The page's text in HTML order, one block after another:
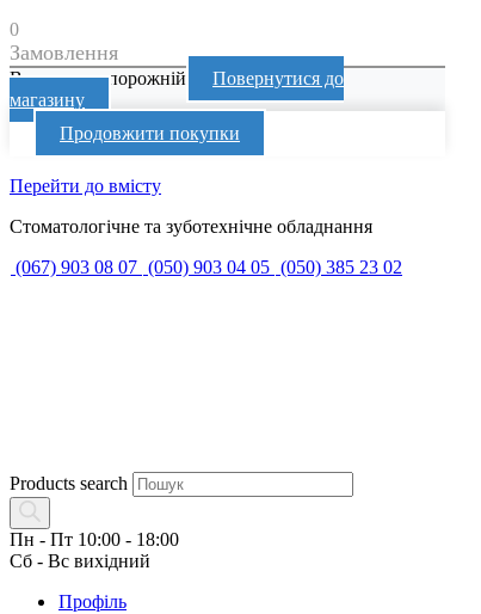
0
Замовлення
Ваш кошик порожній
Повернутися до
магазину
Продовжити покупки
Перейти до вмісту
Стоматологічне та зуботехнічне обладнання
(067) 903 08 07 (050) 903 04 05 (050) 385 23 02
Products search
Пн - Пт 10:00 - 18:00
Сб - Вс вихідний
Профіль